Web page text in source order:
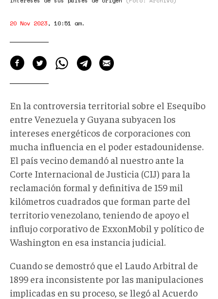
the-
united-
the-
hague-
2.jpg
20 Nov 2023, 10:51 am.
En la controversia territorial sobre el Esequibo
entre Venezuela y Guyana subyacen los
intereses energéticos de corporaciones con
mucha influencia en el poder estadounidense.
El país vecino demandó al nuestro ante la
Corte Internacional de Justicia (CIJ) para la
reclamación formal y definitiva de 159 mil
kilómetros cuadrados que forman parte del
territorio venezolano, teniendo de apoyo el
influjo corporativo de ExxonMobil y político de
Washington en esa instancia judicial.
Cuando se demostró que el Laudo Arbitral de
1899 era inconsistente por las manipulaciones
implicadas en su proceso, se llegó al Acuerdo